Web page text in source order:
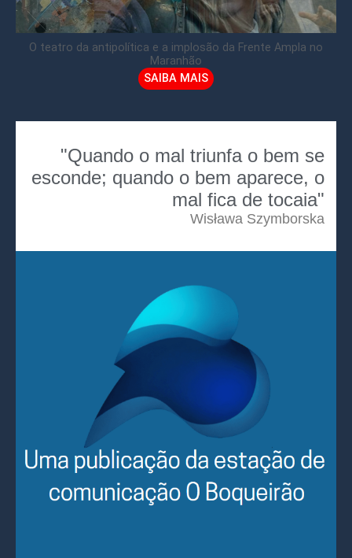
O teatro da antipolítica e a implosão da Frente Ampla no
Maranhão
SAIBA MAIS
"Quando o mal triunfa o bem se
esconde; quando o bem aparece, o
mal fica de tocaia"
Wisława Szymborska